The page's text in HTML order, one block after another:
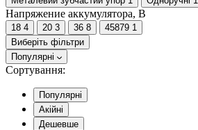
Напряжение аккумулятора, В
18 4 20 3 36 8 45879 1
Виберіть фільтри
Популярні
Сортування:
Популярні
Акійні
Дешевше